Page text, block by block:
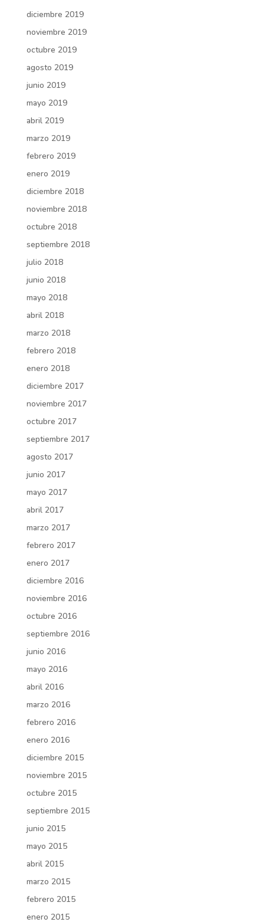
diciembre 2019
noviembre 2019
octubre 2019
agosto 2019
junio 2019
mayo 2019
abril 2019
marzo 2019
febrero 2019
enero 2019
diciembre 2018
noviembre 2018
octubre 2018
septiembre 2018
julio 2018
junio 2018
mayo 2018
abril 2018
marzo 2018
febrero 2018
enero 2018
diciembre 2017
noviembre 2017
octubre 2017
septiembre 2017
agosto 2017
junio 2017
mayo 2017
abril 2017
marzo 2017
febrero 2017
enero 2017
diciembre 2016
noviembre 2016
octubre 2016
septiembre 2016
junio 2016
mayo 2016
abril 2016
marzo 2016
febrero 2016
enero 2016
diciembre 2015
noviembre 2015
octubre 2015
septiembre 2015
junio 2015
mayo 2015
abril 2015
marzo 2015
febrero 2015
enero 2015